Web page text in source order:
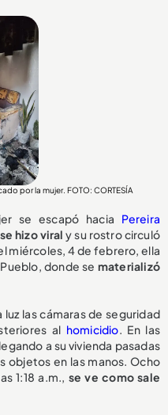
por la mujer. FOTO: CORTESÍA
se escapó hacia Pereira
hizo viral y su rostro circuló
miércoles, 4 de febrero, ella
donde se materializó
luz las cámaras de seguridad
al homicidio. En las
a su vivienda pasadas
objetos en las manos. Ocho
1:18 a.m., se ve como sale